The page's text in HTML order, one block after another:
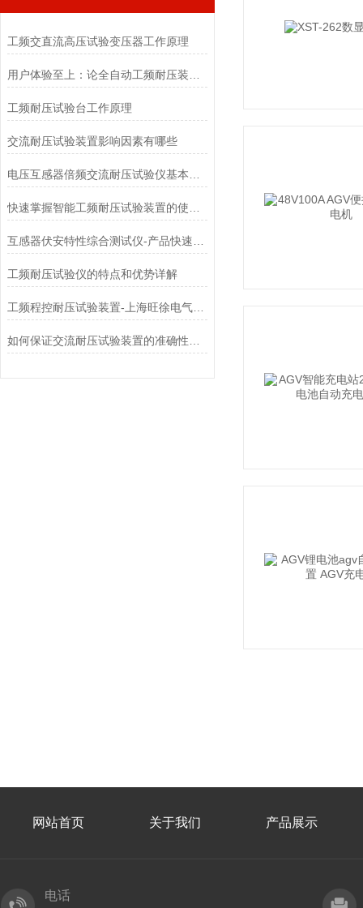
工频交直流高压试验变压器工作原理
工频耐压试验台工作原理
交流耐压试验装置影响因素有哪些
工频耐压试验仪的特点和优势详解
工频程控耐压试验装置-上海旺徐电气品牌厂家生产
网站首页 关于我们 产品展示
电话